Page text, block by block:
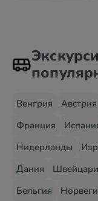
Венгрия Австрия
Франция
Нидерланды
Дания
Бельгия